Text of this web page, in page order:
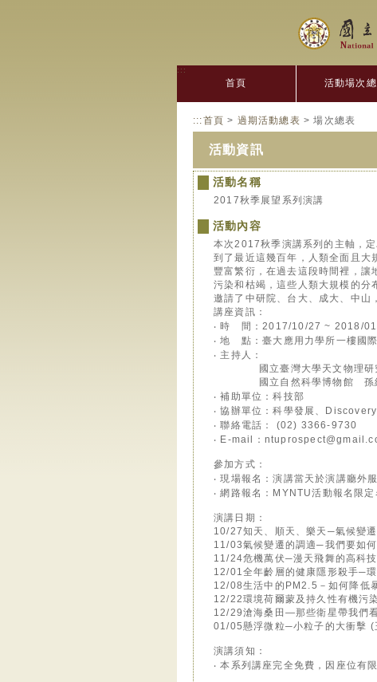
:::
首頁 活動場次
:::首頁 > 過期活動總表 > 場次總表
活動資訊
活動名稱
2017秋季展望系列演講
活動內容
本次2017秋季演講系列的主軸，
到了最近這幾百年，人類全面且
豐富繁衍，在過去這段時間裡，讓
污染和枯竭，這些人類大規模的分
邀請了中研院、台大、成大、中山
講座資訊：
‧ 時 間：2017/10/27 ~ 2018/
‧ 地 點：臺大應用力學所一樓國
‧ 主持人：
國立臺灣大學天文物理研
國立自然科學博物館 孫維
‧ 補助單位：科技部
‧ 協辦單位：科學發展、
‧ 聯絡電話： (02) 3366-9730
‧ E-mail：
參加方式：
‧ 現場報名：演講當天於演講廳外
‧ 網路報名：MYNTU活動報名限
演講日期：
10/27知天、順天、樂天─氣候變
11/03氣候變遷的調適─我們要如
11/24危機萬伏─漫天飛舞的高科
12/01全年齡層的健康隱形殺手─
12/08生活中的PM2.5－如何降低
12/22環境荷爾蒙及持久性有機污
12/29滄海桑田—那些衛星帶我們
01/05懸浮微粒─小粒子的大衝擊 (
演講須知：
‧ 本系列講座完全免費，因座位有